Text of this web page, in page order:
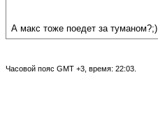
А макс тоже поедет за туманом?;)
Часовой пояс GMT +3, время: 22:03